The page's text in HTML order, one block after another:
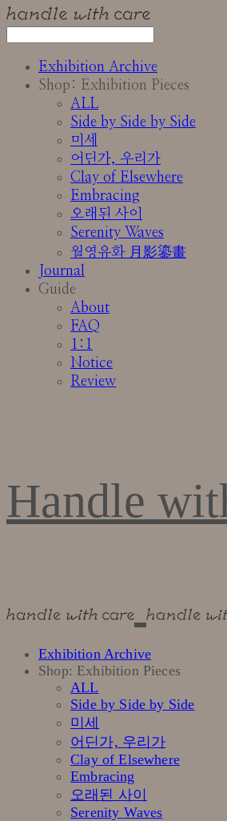
Exhibition Archive
Shop: Exhibition Pieces
ALL
Side by Side by Side
미세
어딘가, 우리가
Clay of Elsewhere
Embracing
오래된 사이
Serenity Waves
월영유화 月影鎏畫
Journal
Guide
About
FAQ
1:1
Notice
Review
Handle
Exhibition Archive
Shop: Exhibition Pieces
ALL
Side by Side by Side
미세
어딘가, 우리가
Clay of Elsewhere
Embracing
오래된 사이
Serenity Waves